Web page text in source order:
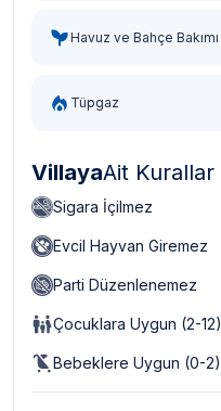
Havuz ve Bahçe Bakımı
Tüpgaz
VillayaAit Kurallar
Sigara İçilmez
Evcil Hayvan Giremez
Parti Düzenlenemez
Çocuklara Uygun (2-12)
Bebeklere Uygun (0-2)